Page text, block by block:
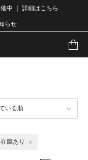
中 ｜ 詳細はこちら
らせ
いる順
在庫あり